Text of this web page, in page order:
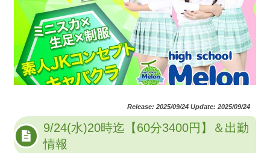
Release: 2025/09/24 Update: 2025/09/24
9/24(水)20時迄【60分3400円】＆出勤
情報